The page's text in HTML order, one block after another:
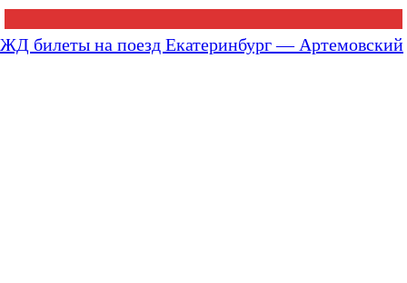
ЖД билеты на поезд Екатеринбург — Артемовский